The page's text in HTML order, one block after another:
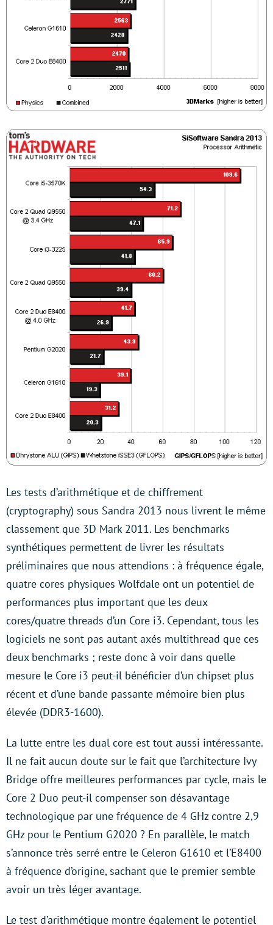
Les tests d’arithmétique et de chiffrement
(cryptography) sous Sandra 2013 nous livrent le même
classement que 3D Mark 2011. Les benchmarks
synthétiques permettent de livrer les résultats
préliminaires que nous attendions : à fréquence égale,
quatre cores physiques Wolfdale ont un potentiel de
performances plus important que les deux
cores/quatre threads d’un Core i3. Cependant, tous les
logiciels ne sont pas autant axés multithread que ces
deux benchmarks ; reste donc à voir dans quelle
mesure le Core i3 peut-il bénéficier d’un chipset plus
récent et d’une bande passante mémoire bien plus
élevée (DDR3-1600).
La lutte entre les dual core est tout aussi intéressante.
Il ne fait aucun doute sur le fait que l’architecture Ivy
Bridge offre meilleures performances par cycle, mais le
Core 2 Duo peut-il compenser son désavantage
technologique par une fréquence de 4 GHz contre 2,9
GHz pour le Pentium G2020 ? En parallèle, le match
s’annonce très serré entre le Celeron G1610 et l’E8400
à fréquence d’origine, sachant que le premier semble
avoir un très léger avantage.
Le test d’arithmétique montre également le potentiel